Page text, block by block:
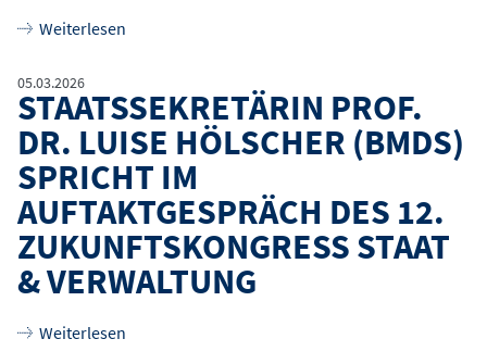
Weiterlesen
05.03.2026
STAATSSEKRETÄRIN PROF.
DR. LUISE HÖLSCHER (BMDS)
SPRICHT IM
AUFTAKTGESPRÄCH DES 12.
ZUKUNFTSKONGRESS STAAT
& VERWALTUNG
Weiterlesen